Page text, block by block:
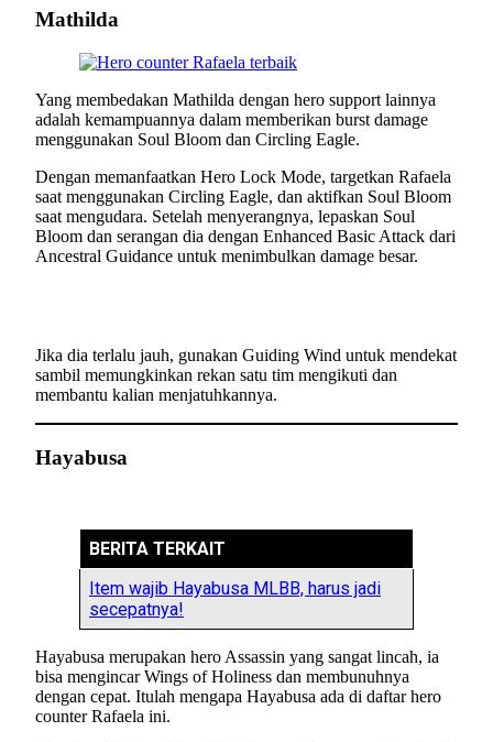
Mathilda
Yang membedakan Mathilda dengan hero support lainnya
adalah kemampuannya dalam memberikan burst damage
menggunakan Soul Bloom dan Circling Eagle.
Dengan memanfaatkan Hero Lock Mode, targetkan Rafaela
saat menggunakan Circling Eagle, dan aktifkan Soul Bloom
saat mengudara. Setelah menyerangnya, lepaskan Soul
Bloom dan serangan dia dengan Enhanced Basic Attack dari
Ancestral Guidance untuk menimbulkan damage besar.
Jika dia terlalu jauh, gunakan Guiding Wind untuk mendekat
sambil memungkinkan rekan satu tim mengikuti dan
membantu kalian menjatuhkannya.
Hayabusa
BERITA TERKAIT
Item wajib Hayabusa MLBB, harus jadi
secepatnya!
Hayabusa merupakan hero Assassin yang sangat lincah, ia
bisa mengincar Wings of Holiness dan membunuhnya
dengan cepat. Itulah mengapa Hayabusa ada di daftar hero
counter Rafaela ini.